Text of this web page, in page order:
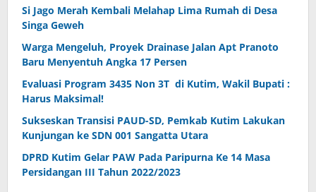
Si Jago Merah Kembali Melahap Lima Rumah di Desa
Singa Geweh
Warga Mengeluh, Proyek Drainase Jalan Apt Pranoto
Baru Menyentuh Angka 17 Persen
Evaluasi Program 3435 Non 3T di Kutim, Wakil Bupati :
Harus Maksimal!
Sukseskan Transisi PAUD-SD, Pemkab Kutim Lakukan
Kunjungan ke SDN 001 Sangatta Utara
DPRD Kutim Gelar PAW Pada Paripurna Ke 14 Masa
Persidangan III Tahun 2022/2023